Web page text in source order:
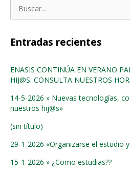
Entradas recientes
ENASIS CONTINÚA EN VERANO
HIJ@S. CONSULTA NUESTROS
14-5-2026 » Nuevas tecnologías,
nuestros hij@s»
(sin título)
29-1-2026 «Organizarse el estudio
15-1-2026 » ¿Como estudias??